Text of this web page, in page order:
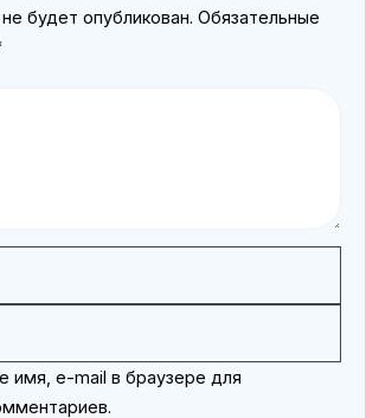
будет опубликован. Обязательные
имя, e-mail в браузере для